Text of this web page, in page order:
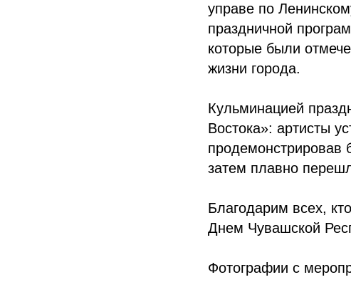
управе по
праздничной
которые были
жизни города.
Кульминацией
Востока»: артисты
продемонстрировав
затем плавно
Благодарим всех,
Днем Чувашской
Фотографии с